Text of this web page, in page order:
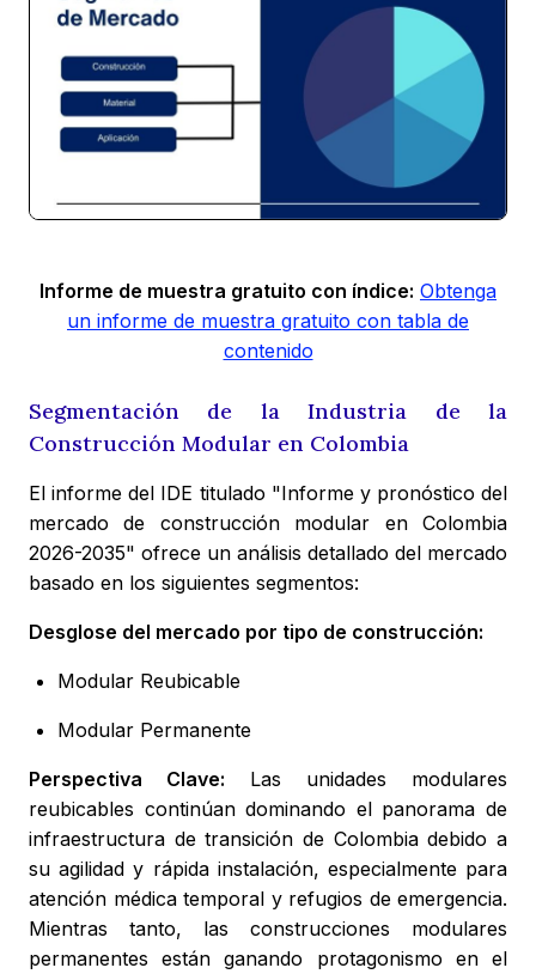
Informe de muestra gratuito con índice: Obtenga
un informe de muestra gratuito con tabla de
contenido
Segmentación de la Industria de la
Construcción Modular en Colombia
El informe del IDE titulado "Informe y pronóstico del
mercado de construcción modular en Colombia
2026-2035" ofrece un análisis detallado del mercado
basado en los siguientes segmentos:
Desglose del mercado por tipo de construcción:
Modular Reubicable
Modular Permanente
Perspectiva Clave: Las unidades modulares
reubicables continúan dominando el panorama de
infraestructura de transición de Colombia debido a
su agilidad y rápida instalación, especialmente para
atención médica temporal y refugios de emergencia.
Mientras tanto, las construcciones modulares
permanentes están ganando protagonismo en el